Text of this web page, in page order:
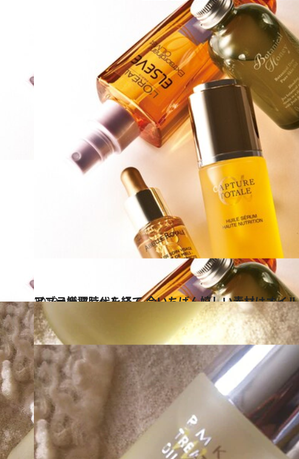
2013.11.17
アブラ嫌悪時代を経て 今いちばん嬉しい素材はオイル
ビューティ＆ヘルス